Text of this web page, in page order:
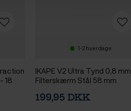
18
1-2 hverdage
IKAPE V2 Ultra Tynd 0,8 mm
Filterskærm Stål 58 mm
199,95 DKK